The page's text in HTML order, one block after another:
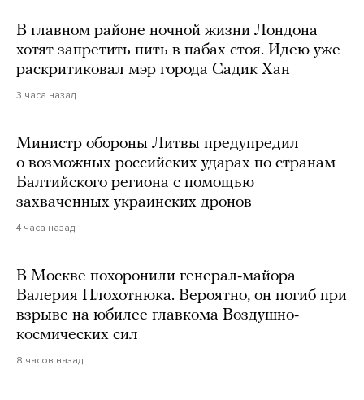
В главном районе ночной жизни Лондона
хотят запретить пить в пабах стоя. Идею уже
раскритиковал мэр города Садик Хан
3 часа назад
Министр обороны Литвы предупредил
о возможных российских ударах по странам
Балтийского региона с помощью
захваченных украинских дронов
4 часа назад
В Москве похоронили генерал-майора
Валерия Плохотнюка. Вероятно, он погиб при
взрыве на юбилее главкома Воздушно-
космических сил
8 часов назад